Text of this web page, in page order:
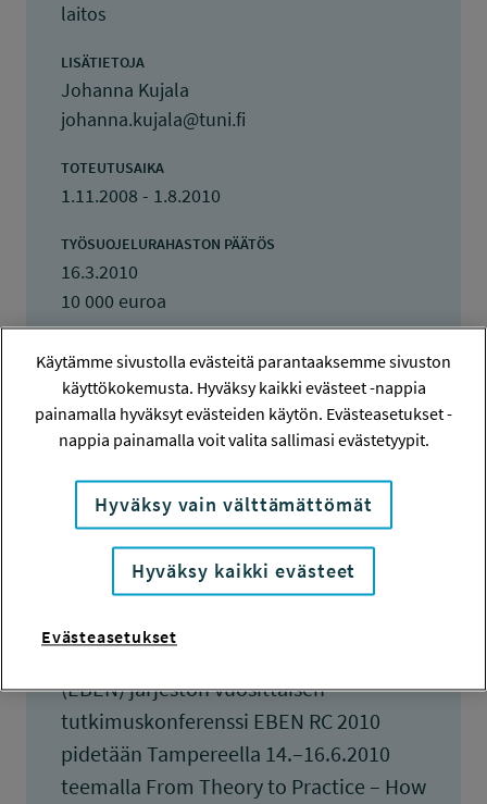
laitos
LISÄTIETOJA
Johanna Kujala
johanna.kujala@tuni.fi
TOTEUTUSAIKA
1.11.2008 - 1.8.2010
TYÖSUOJELURAHASTON PÄÄTÖS
16.3.2010
10 000 euroa
47 982 euroa
TULOKSET VALMISTUNEET
1.8.2010
Tiivistelmä
European Business Ethics Network
(EBEN) järjestön vuosittaisen
tutkimuskonferenssi EBEN RC 2010
pidetään Tampereella 14.–16.6.2010
teemalla From Theory to Practice – How
Käytämme sivustolla evästeitä parantaaksemme sivuston
käyttökokemusta. Hyväksy kaikki evästeet -nappia
painamalla hyväksyt evästeiden käytön. Evästeasetukset -
nappia painamalla voit valita sallimasi evästetyypit.
Hyväksy vain välttämättömät
Hyväksy kaikki evästeet
Evästeasetukset